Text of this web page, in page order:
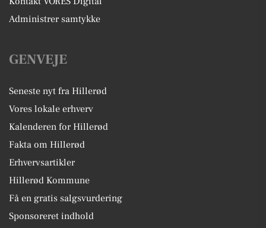
Administrer samtykke
GENVEJE
Seneste nyt fra Hillerød
Vores lokale erhverv
Kalenderen for Hillerød
Fakta om Hillerød
Erhvervsartikler
Hillerød Kommune
Få en gratis salgsvurdering
Sponsoreret indhold